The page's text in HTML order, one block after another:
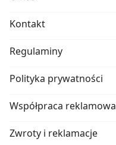
Kontakt
Regulaminy
Polityka prywatności
Współpraca reklamowa
Zwroty i reklamacje